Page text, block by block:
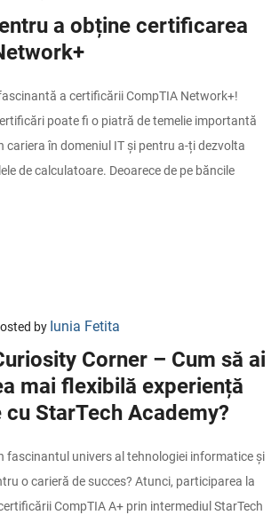
a obține certificarea
a certificării CompTIA Network+!
poate fi o piatră de temelie importantă
cariera în domeniul IT și pentru a-ți dezvolta
de calculatoare. Deoarece de pe băncile
by Iunia Fetita
Corner – Cum să ai
mai flexibilă experiență
StarTech Academy?
fascinantul univers al tehnologiei informatice și
o carieră de succes? Atunci, participarea la
CompTIA A+ prin intermediul StarTech